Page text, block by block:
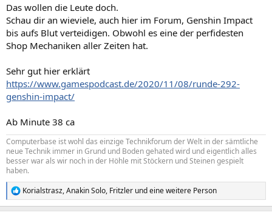
Das wollen die Leute doch.
Schau dir an wieviele, auch hier im Forum, Genshin Impact
bis aufs Blut verteidigen. Obwohl es eine der perfidesten
Shop Mechaniken aller Zeiten hat.
Sehr gut hier erklärt
https://www.gamespodcast.de/2020/11/08/runde-292-
genshin-impact/
Ab Minute 38 ca
Computerbase ist wohl das einzige Technikforum der Welt in der sämtliche
neue Technik immer in Grund und Boden gehated wird und eigentlich alles
besser war als wir noch in der Höhle mit Stöckern und Steinen gespielt
haben.
R
e
Korialstrasz,Anakin Solo, Fritzler und eine weitere Person